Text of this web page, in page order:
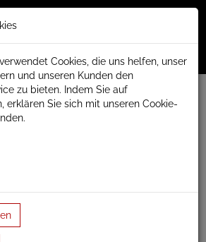
elektrischer Badheizkörper
Baubreite 500mm
für Badheizkörper
Cookies, die uns helfen, unser
und unseren Kunden den
zu bieten. Indem Sie auf
erklären Sie sich mit unseren Cookie-